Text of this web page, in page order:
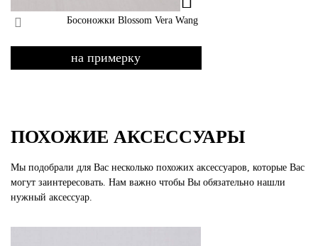
Босоножки Blossom Vera Wang
на примерку
ПОХОЖИЕ АКСЕССУАРЫ
Мы подобрали для Вас несколько похожих аксессуаров, которые Вас
могут заинтересовать. Нам важно чтобы Вы обязательно нашли
нужный аксессуар.